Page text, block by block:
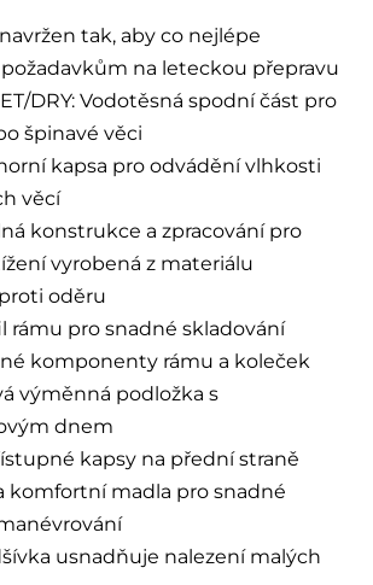
tak, aby co nejlépe
na leteckou přepravu
DRY: Vodotěsná spodní část pro
špinavé věci
kapsa pro odvádění vlhkosti
věcí
konstrukce a zpracování pro
vyrobená z materiálu
oděru
rámu pro snadné skladování
komponenty rámu a koleček
výměnná podložka s
dnem
kapsy na přední straně
komfortní madla pro snadné
usnadňuje nalezení malých